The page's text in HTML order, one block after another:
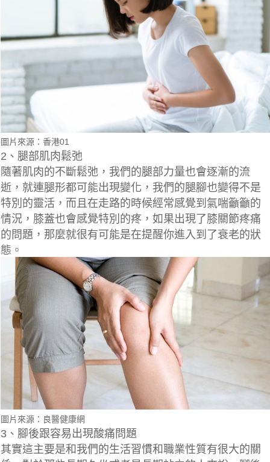
圖片來源：香港01
2、腿部肌肉鬆弛
隨著肌肉的不斷鬆弛，我們的腿部力量也會逐漸的流
逝， 就連腿形都可能出現變化， 我們的腿腳也變得不是
特別的靈活，而且在走路的時候經常感覺到氣喘籲籲的
情況，膝蓋也會感覺特別的疼，如果出現了膝關節疼痛
的問題，那麼就很有可能是在提醒你進入到了衰老的狀
態。
圖片來源：良醫健康網
3、腳後跟容易出現酸痛問題
其實這主要是和我們的生活習慣和職業性質有很大的關